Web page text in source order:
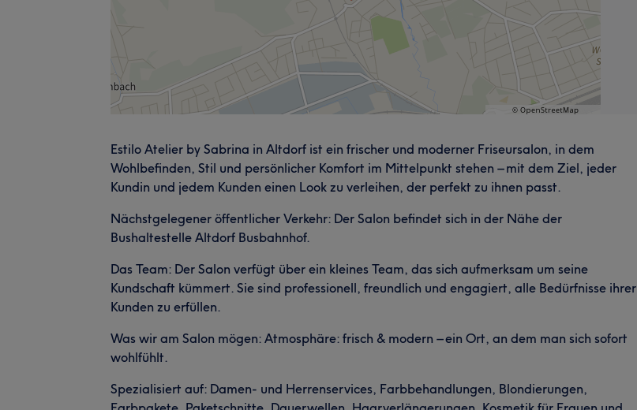
Estilo Atelier by Sabrina in Altdorf ist ein frischer und moderner Friseursalon, in dem
Wohlbefinden, Stil und persönlicher Komfort im Mittelpunkt stehen – mit dem Ziel, jeder
Kundin und jedem Kunden einen Look zu verleihen, der perfekt zu ihnen passt.
Nächstgelegener öffentlicher Verkehr: Der Salon befindet sich in der Nähe der
Bushaltestelle Altdorf Busbahnhof.
Das Team: Der Salon verfügt über ein kleines Team, das sich aufmerksam um seine
Kundschaft kümmert. Sie sind professionell, freundlich und engagiert, alle Bedürfnisse ihrer
Kunden zu erfüllen.
Was wir am Salon mögen: Atmosphäre: frisch & modern – ein Ort, an dem man sich sofort
wohlfühlt.
Spezialisiert auf: Damen- und Herrenservices, Farbbehandlungen, Blondierungen,